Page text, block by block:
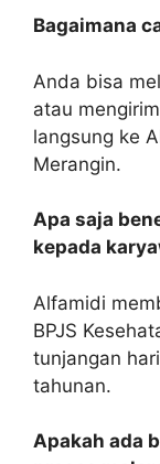
Bagaimana
Anda bisa
atau
langsung ke
Merangin.
Apa saja
kepada
Alfamidi
BPJS
tunjangan
tahunan.
Apakah ada